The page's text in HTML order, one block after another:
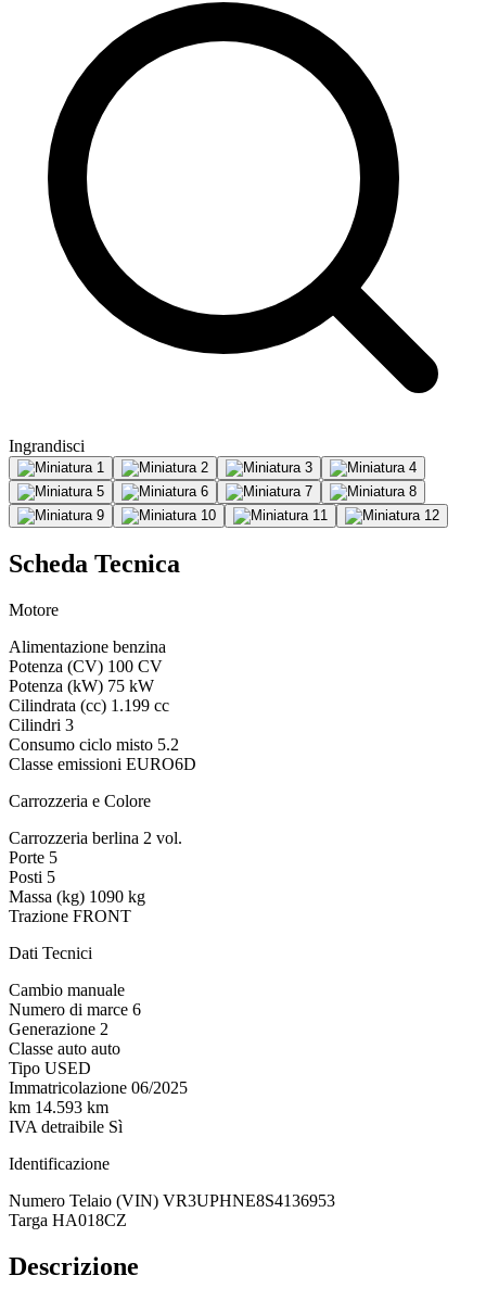
Ingrandisci
Scheda Tecnica
Motore
Alimentazione benzina
Potenza (CV) 100 CV
Potenza (kW) 75 kW
Cilindrata (cc) 1.199 cc
Cilindri 3
Consumo ciclo misto 5.2
Classe emissioni EURO6D
Carrozzeria e Colore
Carrozzeria berlina 2 vol.
Porte 5
Posti 5
Massa (kg) 1090 kg
Trazione FRONT
Dati Tecnici
Cambio manuale
Numero di marce 6
Generazione 2
Classe auto auto
Tipo USED
Immatricolazione 06/2025
km 14.593 km
IVA detraibile Sì
Identificazione
Numero Telaio (VIN) VR3UPHNE8S4136953
Targa HA018CZ
Descrizione